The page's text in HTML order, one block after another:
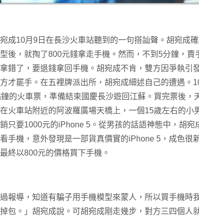
成10月9日在長沙火車站聽到的一句搭訕聲。胡宛成
後，就掏了800元錢拿走手機。然而，不到5分鐘，賣
錯了，要退錢拿回手機。胡宛成不肯，雙方因爭執引
才罷手。 在五裡牌派出所，胡宛成細述自己的遭遇。
鐘的火車票，準備結束國慶長沙遊回江蘇。買完票後，
火車站附近的阿波羅廣場天橋上，一個15歲左右的小
只要1000元的iPhone 5。從男孩的話語神態中，胡宛
手機，意外發現是一部貨真價實的iPhone 5，成色很
終以800元的價格買下手機。
過報導，知道有騙子用手機模型來蒙人，所以買手機時
包。」胡宛成說。可胡宛成剛走幾步，對方三四個人